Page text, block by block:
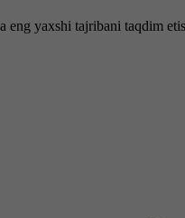
eng yaxshi tajribani taqdim